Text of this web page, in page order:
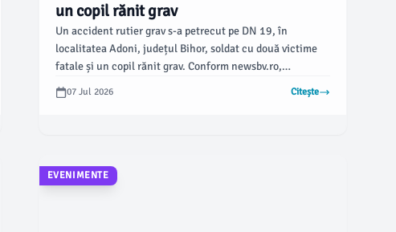
un copil rănit grav
Un accident rutier grav s-a petrecut pe DN 19, în
localitatea Adoni, județul Bihor, soldat cu două victime
fatale și un copil rănit grav. Conform newsbv.ro,
incidentul a implicat două vehicule și a dus la
spitalizarea altor două persoane.
07 Jul 2026 Citește
EVENIMENTE